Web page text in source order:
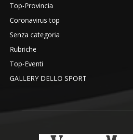
Top-Provincia
Coronavirus top
Senza categoria
Rubriche
Top-Eventi
GALLERY DELLO SPORT